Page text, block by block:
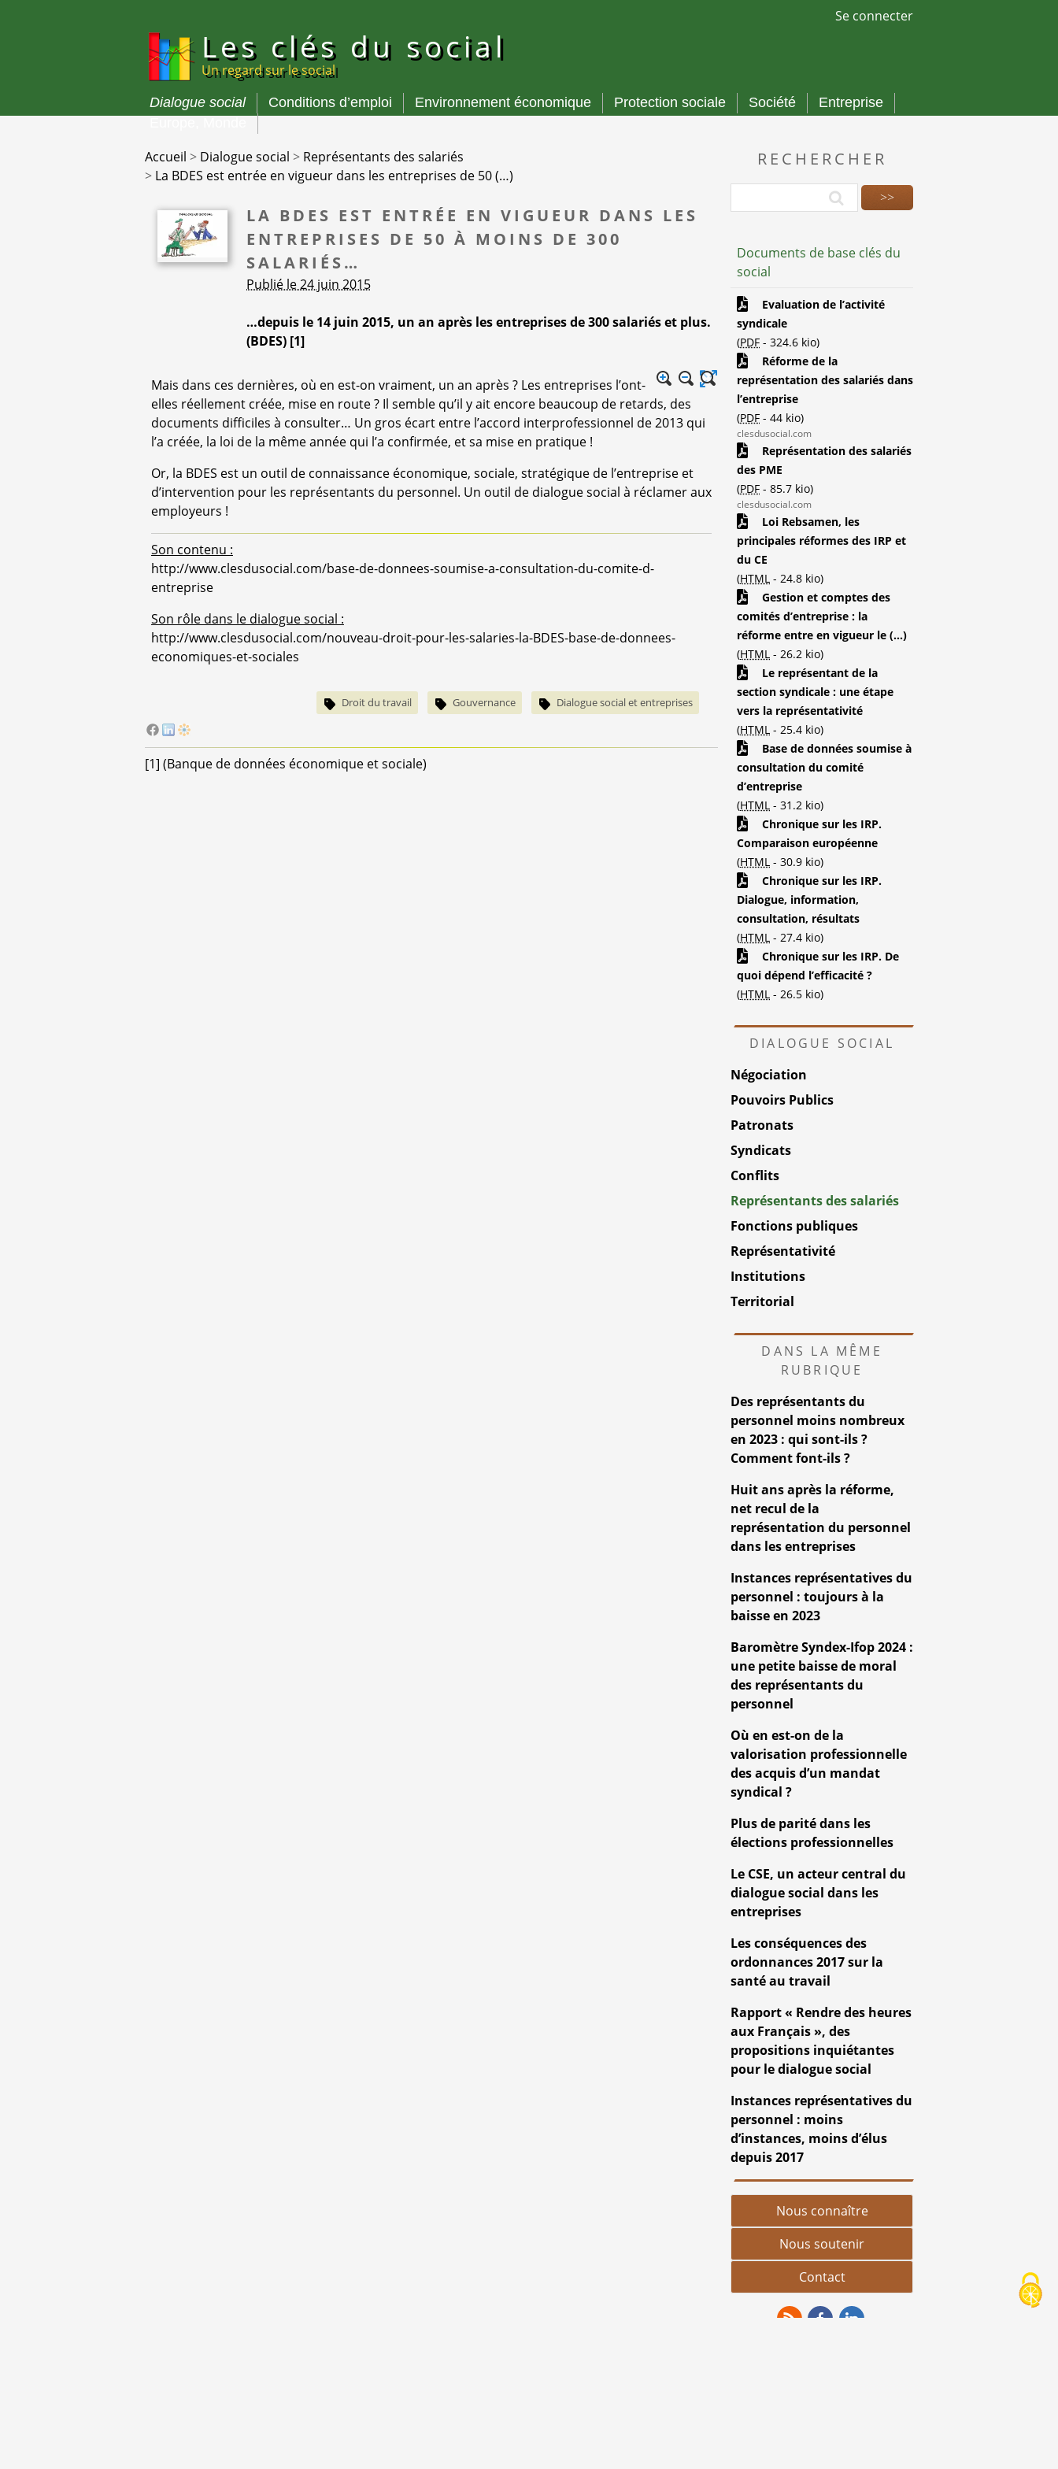
Se connecter
Les clés du social
Un regard sur le social
Menu
Dialogue social Conditions d’emploi Environnement économique Protection sociale Société
Entreprise
Accueil > Dialogue social > Représentants des salariés
> La BDES est entrée en vigueur dans les entreprises de 50 (…)
LA BDES EST ENTRÉE EN VIGUEUR DANS LES
ENTREPRISES DE 50 À MOINS DE 300
SALARIÉS…
Publié le 24 juin 2015
…depuis le 14 juin 2015, un an après les entreprises de 300 salariés et plus.
(BDES) [1]
Mais dans ces dernières, où en est-on vraiment, un an après ? Les entreprises l’ont-
elles réellement créée, mise en route ? Il semble qu’il y ait encore beaucoup de retards, des
documents difficiles à consulter… Un gros écart entre l’accord interprofessionnel de 2013 qui
l’a créée, la loi de la même année qui l’a confirmée, et sa mise en pratique !
Or, la BDES est un outil de connaissance économique, sociale, stratégique de l’entreprise et
d’intervention pour les représentants du personnel. Un outil de dialogue social à réclamer aux
employeurs !
Son contenu :
http://www.clesdusocial.com/base-de-donnees-soumise-a-consultation-du-comite-d-
entreprise
Son rôle dans le dialogue social :
http://www.clesdusocial.com/nouveau-droit-pour-les-salaries-la-BDES-base-de-donnees-
economiques-et-sociales
Droit du travail Gouvernance Dialogue social et entreprises
[1] (Banque de données économique et sociale)
RECHERCHER
Documents de base clés du
social
Evaluation de l’activité
syndicale
(PDF -324.6 kio)
Réforme de la
représentation des salariés dans
l’entreprise
(PDF -44 kio)
clesdusocial.com
Représentation des salariés
des PME
(PDF -85.7 kio)
clesdusocial.com
Loi Rebsamen, les
principales réformes des IRP et
du CE
(HTML - 24.8 kio)
Gestion et comptes des
comités d’entreprise : la
réforme entre en vigueur le (...)
(HTML - 26.2 kio)
Le représentant de la
section syndicale : une étape
vers la représentativité
(HTML - 25.4 kio)
Base de données soumise à
consultation du comité
d’entreprise
(HTML -31.2 kio)
Chronique sur les IRP.
Comparaison européenne
(HTML -30.9 kio)
Chronique sur les IRP.
Dialogue, information,
consultation, résultats
(HTML - 27.4 kio)
Chronique sur les IRP. De
quoi dépend l’efficacité ?
(HTML - 26.5 kio)
DIALOGUE SOCIAL
Négociation
Pouvoirs Publics
Patronats
Syndicats
Conflits
Représentants des salariés
Fonctions publiques
Représentativité
Institutions
Territorial
DANS LA MÊME
RUBRIQUE
Des représentants du
personnel moins nombreux
en 2023 : qui sont-ils ?
Comment font-ils ?
Huit ans après la réforme,
net recul de la
représentation du personnel
dans les entreprises
Instances représentatives du
personnel : toujours à la
baisse en 2023
Baromètre Syndex-Ifop 2024 :
une petite baisse de moral
des représentants du
personnel
Où en est-on de la
valorisation professionnelle
des acquis d’un mandat
syndical ?
Plus de parité dans les
élections professionnelles
Le CSE, un acteur central du
dialogue social dans les
entreprises
Les conséquences des
ordonnances 2017 sur la
santé au travail
Rapport « Rendre des heures
aux Français », des
propositions inquiétantes
pour le dialogue social
Instances représentatives du
personnel : moins
d’instances, moins d’élus
depuis 2017
Nous connaître
Nous soutenir
Contact